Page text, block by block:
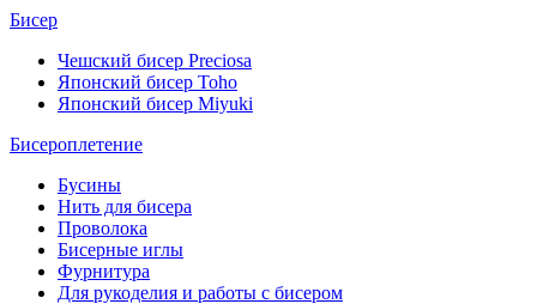
Бисер
Чешский бисер Preciosa
Японский бисер Toho
Японский бисер Miyuki
Бисероплетение
Бусины
Нить для бисера
Проволока
Бисерные иглы
Фурнитура
Для рукоделия и работы с бисером